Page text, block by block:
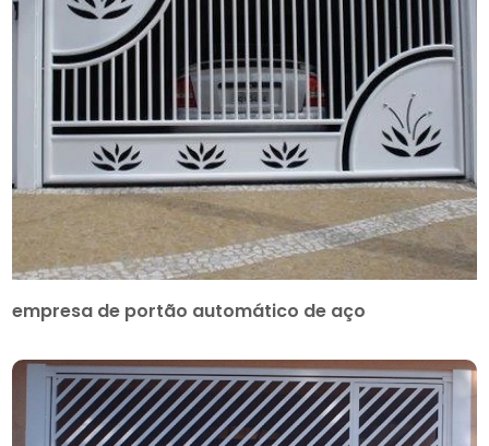
empresa de portão automático de aço